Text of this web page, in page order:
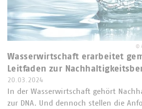
©
Wasserwirtschaft erarbeitet
Leitfaden zur
20.03.2024
In der Wasserwirtschaft gehört
zur DNA. Und dennoch stellen die